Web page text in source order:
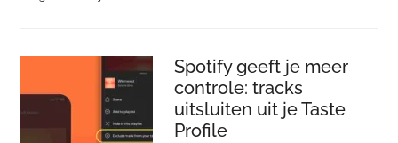
sharing
WF-
Spotify geeft je meer
controle: tracks
uitsluiten uit je Taste
Profile